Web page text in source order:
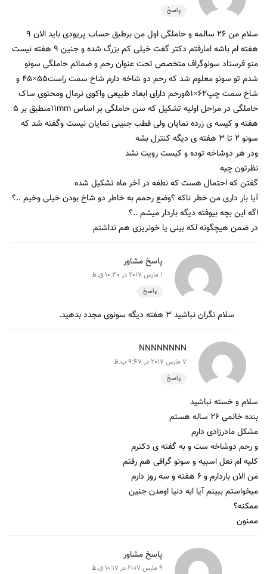
پاسخ
سلام من ۲۶ سالمه و حاملگی اول من برطبق حساب پریودی باید الان ۹
هفته ام باشه امارفتم دکتر گفت خیلی کم بزرگ شده و جنین ۹ هفته نیست
منو فرستاد سونوگراف متخصص تحت عنوان رحم و ضمائم حاملگی سونو
شدم تو سونو معلوم شد که رحم دو شاخه دارم شاخ سمت راست۵۵×۴۵ و
شاخ سمت چپ۶۲×۵۱ورحم دارای ابعاد طبیعی واکوی نرمال ومحتوی ساک
حاملگی در مراحل اولیه تشکیل که سن حاملگی بر اساس ۱۱mmمنطبق بر ۵
هفته و کیسه ی زرده نمایان ولی قطب جنینی نمایان نیست وگفته شد که
سونو ۲ تا ۳ هفته ی دیگه کنترل بشه
ودر هر دوشاخه توده و کیست رویت نشد
نظرتون چیه
گفتن که احتمال هست که نطفه در آخر ماه تشکیل شده
آیا بار داری من خطر ناکه ؟وضع رحمم به خاطر دو شاخ بودن خیلی وخیم ..؟
اگه این بچه بیوفته دیگه باردار میشم ..؟
در ضمن هیچگونه لکه بینی یا خونریزی هم نداشتم
پاسخ مشاور
1 مارس 2017 در 10:30 ق.ظ
پاسخ
سلام نگران نباشید ۳ هفته دیگه سونوی مجدد بدهید.
NNNNNNNN
7 مارس 2017 در 9:47 ب.ظ
پاسخ
سلام و خسته نباشید
بنده خانمی ۲۶ ساله هستم
مشکل مادرزادی دارم
و رحم دوشاخه ست و به گفته ی دکترم
کلیه ام نعل اسبیه و سونو گرافی هم رفتم
من الان باردارم و ۶ هفته و سه روز دارم
میخواستم ببینم آیا ابه دنیا اومدن جنین
ممکنه؟
ممنون
پاسخ مشاور
9 مارس 2017 در 10:17 ق.ظ